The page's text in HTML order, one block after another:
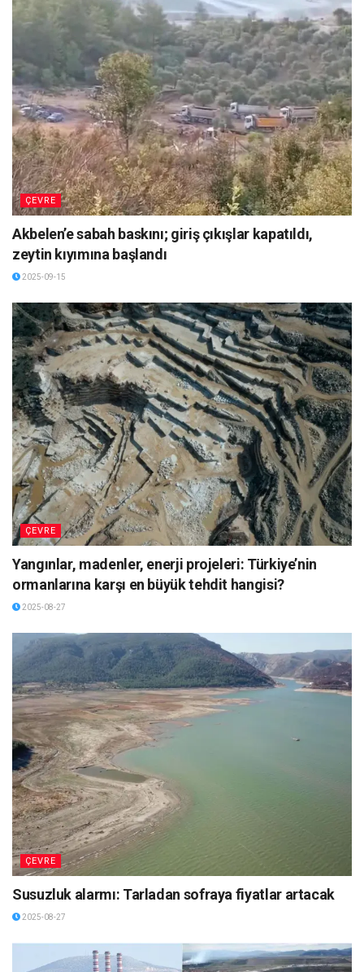
ÇEVRE
Akbelen’e sabah baskını; giriş çıkışlar kapatıldı,
zeytin kıyımına başlandı
2025-09-15
ÇEVRE
Yangınlar, madenler, enerji projeleri: Türkiye’nin
ormanlarına karşı en büyük tehdit hangisi?
2025-08-27
ÇEVRE
Susuzluk alarmı: Tarladan sofraya fiyatlar artacak
2025-08-27